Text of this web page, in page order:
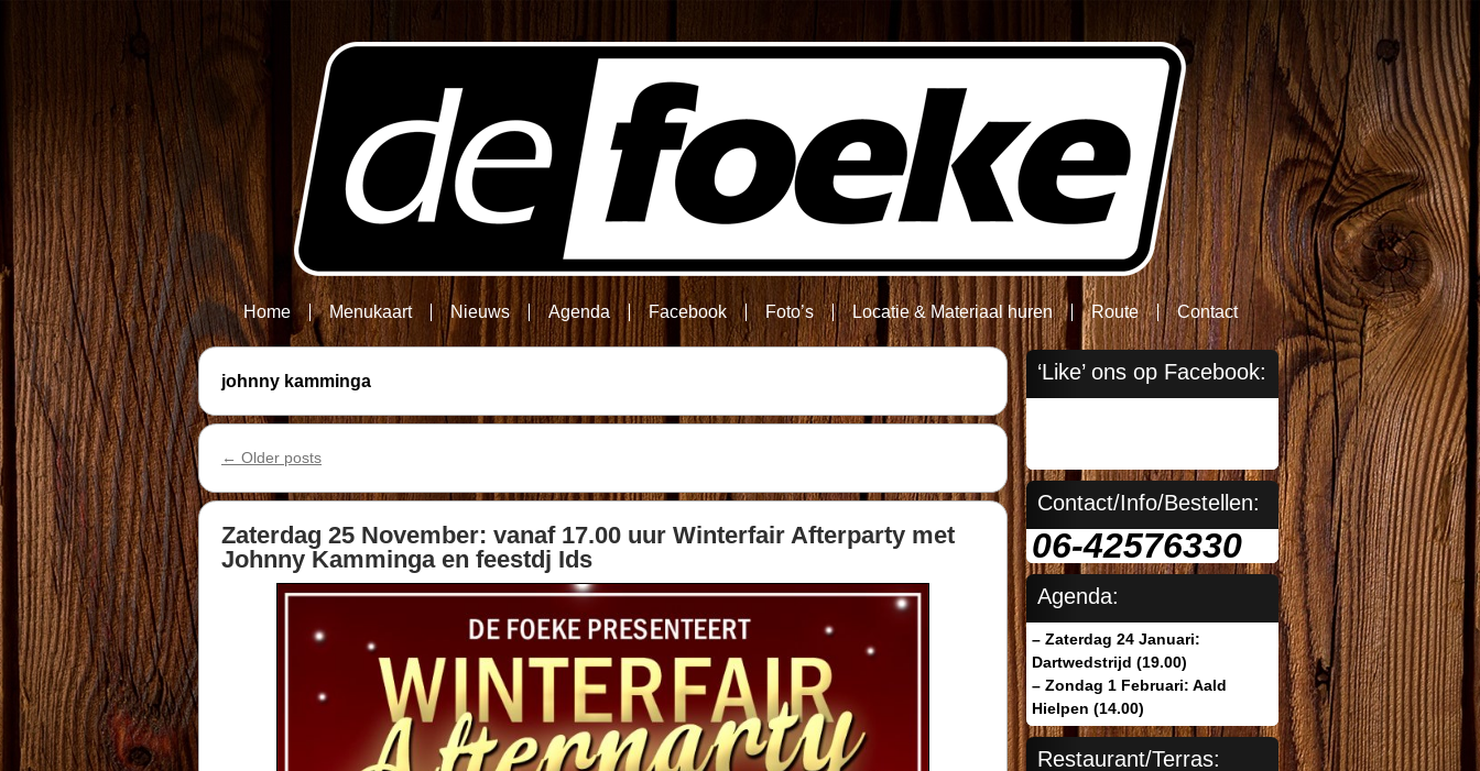
Home Menukaart Nieuws Agenda Facebook Foto’s Locatie & Materiaal huren Route Contact
johnny kamminga
← Older posts
Zaterdag 25 November: vanaf 17.00 uur Winterfair Afterparty met
Johnny Kamminga en feestdj Ids
‘Like’ ons op Facebook:
Contact/Info/Bestellen:
06-42576330
Agenda:
– Zaterdag 24 Januari:
Dartwedstrijd (19.00)
– Zondag 1 Februari: Aald
Hielpen (14.00)
Restaurant/Terras: